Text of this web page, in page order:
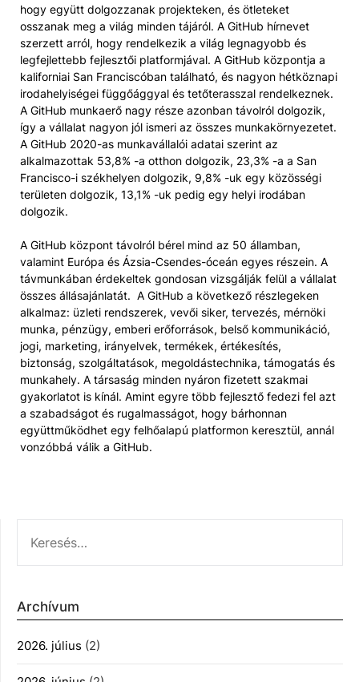
hogy együtt dolgozzanak projekteken, és ötleteket
osszanak meg a világ minden tájáról. A GitHub hírnevet
szerzett arról, hogy rendelkezik a világ legnagyobb és
legfejlettebb fejlesztői platformjával. A GitHub központja a
kaliforniai San Franciscóban található, és nagyon hétköznapi
irodahelyiségei függőággyal és tetőterasszal rendelkeznek.
A GitHub munkaerő nagy része azonban távolról dolgozik,
így a vállalat nagyon jól ismeri az összes munkakörnyezetet.
A GitHub 2020-as munkavállalói adatai szerint az
alkalmazottak 53,8% -a otthon dolgozik, 23,3% -a a San
Francisco-i székhelyen dolgozik, 9,8% -uk egy közösségi
területen dolgozik, 13,1% -uk pedig egy helyi irodában
dolgozik.
A GitHub központ távolról bérel mind az 50 államban,
valamint Európa és Ázsia-Csendes-óceán egyes részein. A
távmunkában érdekeltek gondosan vizsgálják felül a vállalat
összes állásajánlatát. A GitHub a következő részlegeken
alkalmaz: üzleti rendszerek, vevői siker, tervezés, mérnöki
munka, pénzügy, emberi erőforrások, belső kommunikáció,
jogi, marketing, irányelvek, termékek, értékesítés,
biztonság, szolgáltatások, megoldástechnika, támogatás és
munkahely. A társaság minden nyáron fizetett szakmai
gyakorlatot is kínál. Amint egyre több fejlesztő fedezi fel azt
a szabadságot és rugalmasságot, hogy bárhonnan
együttműködhet egy felhőalapú platformon keresztül, annál
vonzóbbá válik a GitHub.
Archívum
2026. július (2)